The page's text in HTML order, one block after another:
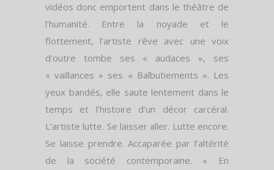
vidéos donc emportent dans le théâtre de
l’humanité. Entre la noyade et le
flottement, l’artiste rêve avec une voix
d’outre tombe ses « audaces », ses
« vaillances » ses « Balbutiements ». Les
yeux bandés, elle saute lentement dans le
temps et l’histoire d’un décor carcéral.
L’artiste lutte. Se laisser aller. Lutte encore.
Se laisse prendre. Accaparée par l’altérité
de la société contemporaine. « En